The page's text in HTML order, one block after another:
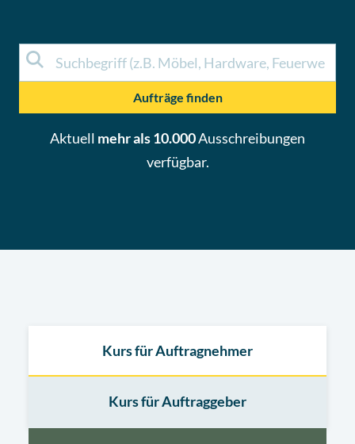
Aufträge finden
Aktuell mehr als 10.000Ausschreibungen
verfügbar.
Kurs für Auftragnehmer
Kurs für Auftraggeber